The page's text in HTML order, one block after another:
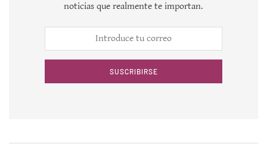
noticias que realmente te importan.
SUSCRIBIRSE